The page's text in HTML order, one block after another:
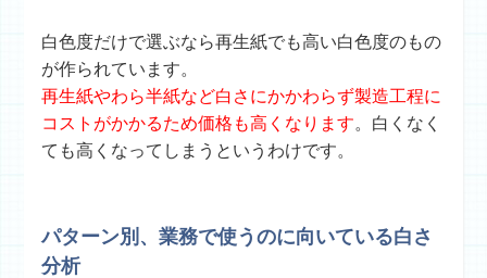
白色度だけで選ぶなら再生紙でも高い白色度のもの
が作られています。
再生紙やわら半紙など白さにかかわらず製造工程に
コストがかかるため価格も高くなります。白くなく
ても高くなってしまうというわけです。
パターン別、業務で使うのに向いている白さ
分析